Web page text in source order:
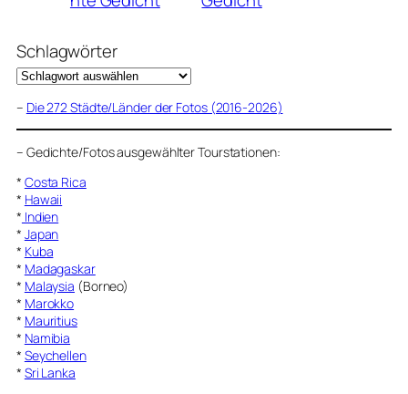
Schlagwörter
– Die 272 Städte/Länder der Fotos (2016-2026)
– Gedichte/Fotos ausgewählter Tourstationen:
* Costa Rica
* Hawaii
* Indien
* Japan
* Kuba
* Madagaskar
* Malaysia (Borneo)
* Marokko
* Mauritius
* Namibia
* Seychellen
* Sri Lanka